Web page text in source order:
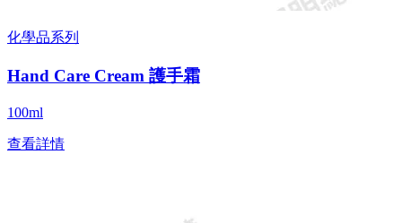
化學品系列
Hand Care Cream 護手霜
100ml
查看詳情